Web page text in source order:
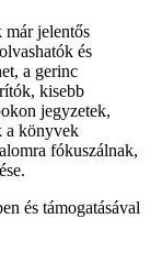
már jelentős
és
a gerinc
kisebb
jegyzetek,
a könyvek
fókuszálnak,
és támogatásával